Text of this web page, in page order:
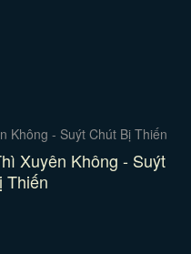
Xuyên Không - Suýt
Thiến